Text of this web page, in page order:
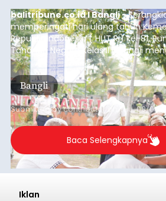
balitribune.co.id I Bangli -
memperingati hari ulang tahun
Republik Indonesia ( HUT RI) ke-81,
Tahanan Negara Kelas II B Bangli
kegiatan pemeriksaan kesehatan
(6/8/2026).
Bangli
Submitted bycontributor Thu, 08/06/
Baca Selengkapnya
Iklan